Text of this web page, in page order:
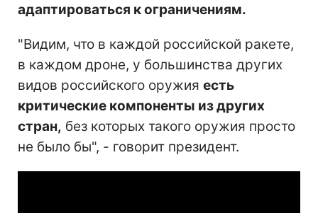
адаптироваться к ограничениям.
"Видим, что в каждой российской ракете,
в каждом дроне, у большинства других
видов российского оружия есть
критические компоненты из других
стран, без которых такого оружия просто
не было бы", - говорит президент.